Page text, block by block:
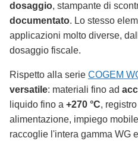
dosaggio, stampante di
documentato. Lo stesso
applicazioni molto diverse,
dosaggio fiscale.
Rispetto alla serie COGEM
versatile: materiali fino ad
liquido fino a +270 °C,
alimentazione, impiego
raccoglie l'intera gamma WG